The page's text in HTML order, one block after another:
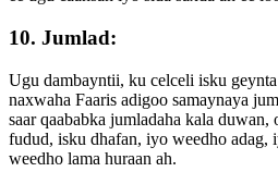
10. Jumlad:
Ugu dambayntii, ku celceli isku
naxwaha Faaris adigoo samaynaya
saar qaababka jumladaha kala
fudud, isku dhafan, iyo weedho adag,
weedho lama huraan ah.